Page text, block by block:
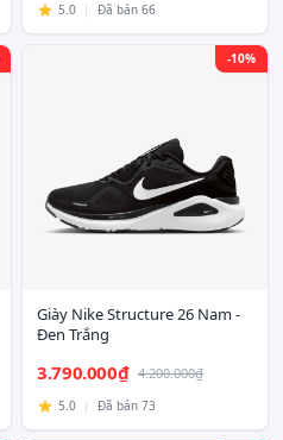
5.0 | Đã bán 66
-10%
Giày Nike Structure 26 Nam -
Đen Trắng
3.790.000₫ 4.200.000₫
5.0 | Đã bán 73